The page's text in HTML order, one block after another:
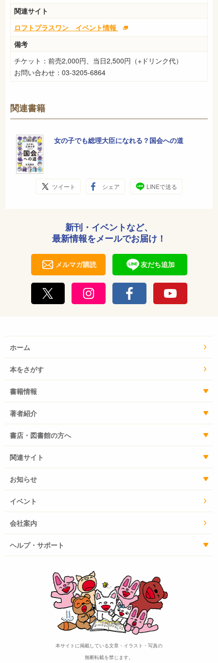
関連サイト
ロフトプラスワン イベント情報
備考
チケット：前売2,000円、当日2,500円（+ドリンク代）
お問い合わせ：03-3205-6864
関連書籍
女の子でも総理大臣になれる？国会への道
ツイート シェア LINEで送る
新刊・イベントなど、
最新情報をメールでお届け！
メルマガ購読 友だち追加
ホーム
本をさがす
書籍情報
著者紹介
書店・図書館の方へ
関連サイト
お知らせ
イベント
会社案内
ヘルプ・サポート
本サイトに掲載している文章・イラスト・写真の
無断転載を禁じます。